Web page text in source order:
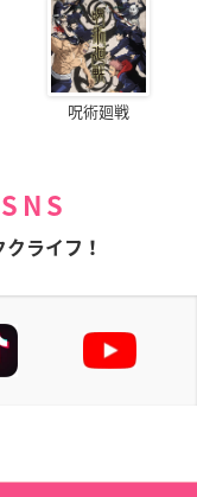
呪術廻戦
ライフ！